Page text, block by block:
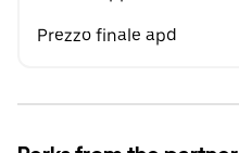
Prezzo finale apd